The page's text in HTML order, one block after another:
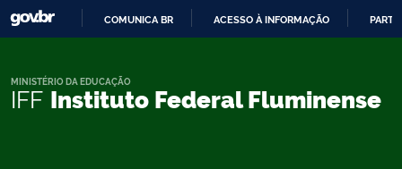
CONTEÚDO
COMUNICA BR ACESSO À INFORMAÇÃO
IFF Instituto Federal Fluminense
MINISTÉRIO DA EDUCAÇÃO